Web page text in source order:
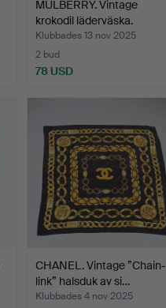
MULBERRY. Vintage
krokodil läderväska.
Klubbades 13 nov 2025
2 bud
78 USD
CHANEL. Vintage ”Chain-
link” halsduk av si…
Klubbades 4 nov 2025